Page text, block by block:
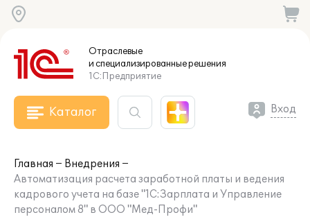
Отраслевые
и специализированныерешения
1С:Предприятие
Каталог Вход
Главная
Внедрения
Автоматизация расчета заработной платы и ведения
кадрового учета на базе "1С:Зарплата и Управление
персоналом 8" в ООО "Мед-Профи"